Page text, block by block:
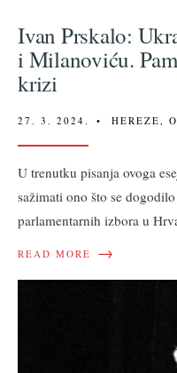
Ivan Prskalo:
i Milanoviću.
krizi
27. 3. 2024. • HEREZE
U trenutku pisanja ovoga
sažimati ono što se
parlamentarnih izbora u
READ MORE →